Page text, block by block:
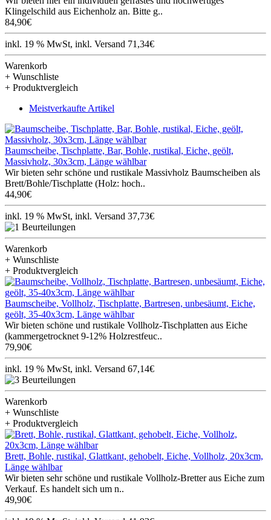
Klingelschild aus Eichenholz an. Bitte g..
84,90€
inkl. 19 % MwSt, inkl. Versand 71,34€
Warenkorb
+ Wunschliste
+ Produktvergleich
Meistverkaufte Artikel
Baumscheibe, Tischplatte, Bar, Bohle, rustikal, Eiche, geölt,
Massivholz, 30x3cm, Länge wählbar
Wir bieten sehr schöne und rustikale Massivholz Baumscheiben als
Brett/Bohle/Tischplatte (Holz: hoch..
44,90€
inkl. 19 % MwSt, inkl. Versand 37,73€
Warenkorb
+ Wunschliste
+ Produktvergleich
Baumscheibe, Vollholz, Tischplatte, Bartresen, unbesäumt, Eiche,
geölt, 35-40x3cm, Länge wählbar
Wir bieten schöne und rustikale Vollholz-Tischplatten aus Eiche
(kammergetrocknet 9-12% Holzrestfeuc..
79,90€
inkl. 19 % MwSt, inkl. Versand 67,14€
Warenkorb
+ Wunschliste
+ Produktvergleich
Brett, Bohle, rustikal, Glattkant, gehobelt, Eiche, Vollholz, 20x3cm,
Länge wählbar
Wir bieten sehr schöne und rustikale Vollholz-Bretter aus Eiche zum
Verkauf. Es handelt sich um n..
49,90€